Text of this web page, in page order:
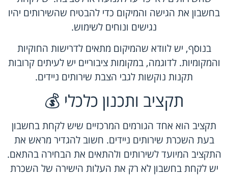
בחשבון את הגישה והמיקום כדי להבטיח שהשירותים יהיו
נגישים ונוחים לשימוש.
בנוסף, יש לוודא שהמיקום מתאים לדרישות החוקיות
והמקומיות. לדוגמה, במקומות ציבוריים יש לעיתים קרובות
תקנות נוקשות לגבי הצבת שירותים ניידים.
תקציב ותכנון כלכלי 💰
תקציב הוא אחד הגורמים המרכזיים שיש לקחת בחשבון
בעת השכרת שירותים ניידים. חשוב להגדיר מראש את
התקציב המיועד לשירותים ולהתאים את הבחירה בהתאם.
יש לקחת בחשבון לא רק את העלות הישירה של השכרת